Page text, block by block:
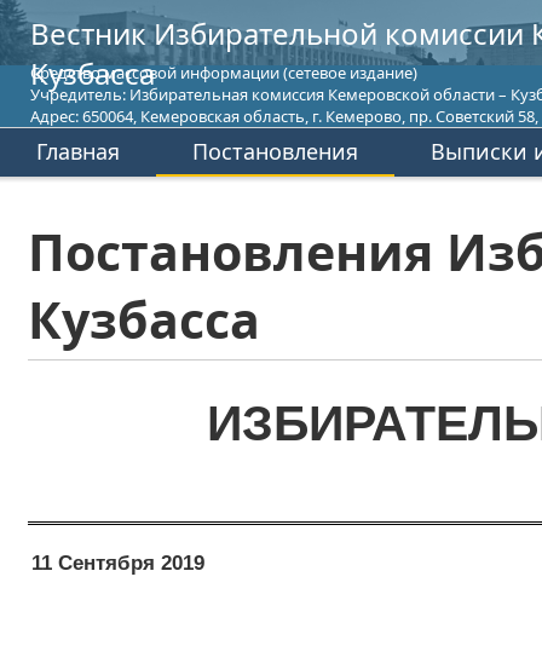
Вестник Избирательной комиссии
Кузбасса
Средство массовой информации (сетевое издание)
Учредитель: Избирательная комиссия Кемеровской области –
Адрес: 650064, Кемеровская область, г. Кемерово, пр. Советский 58,
Главная Постановления Выписки
Постановления
Кузбасса
11 Сентября 2019